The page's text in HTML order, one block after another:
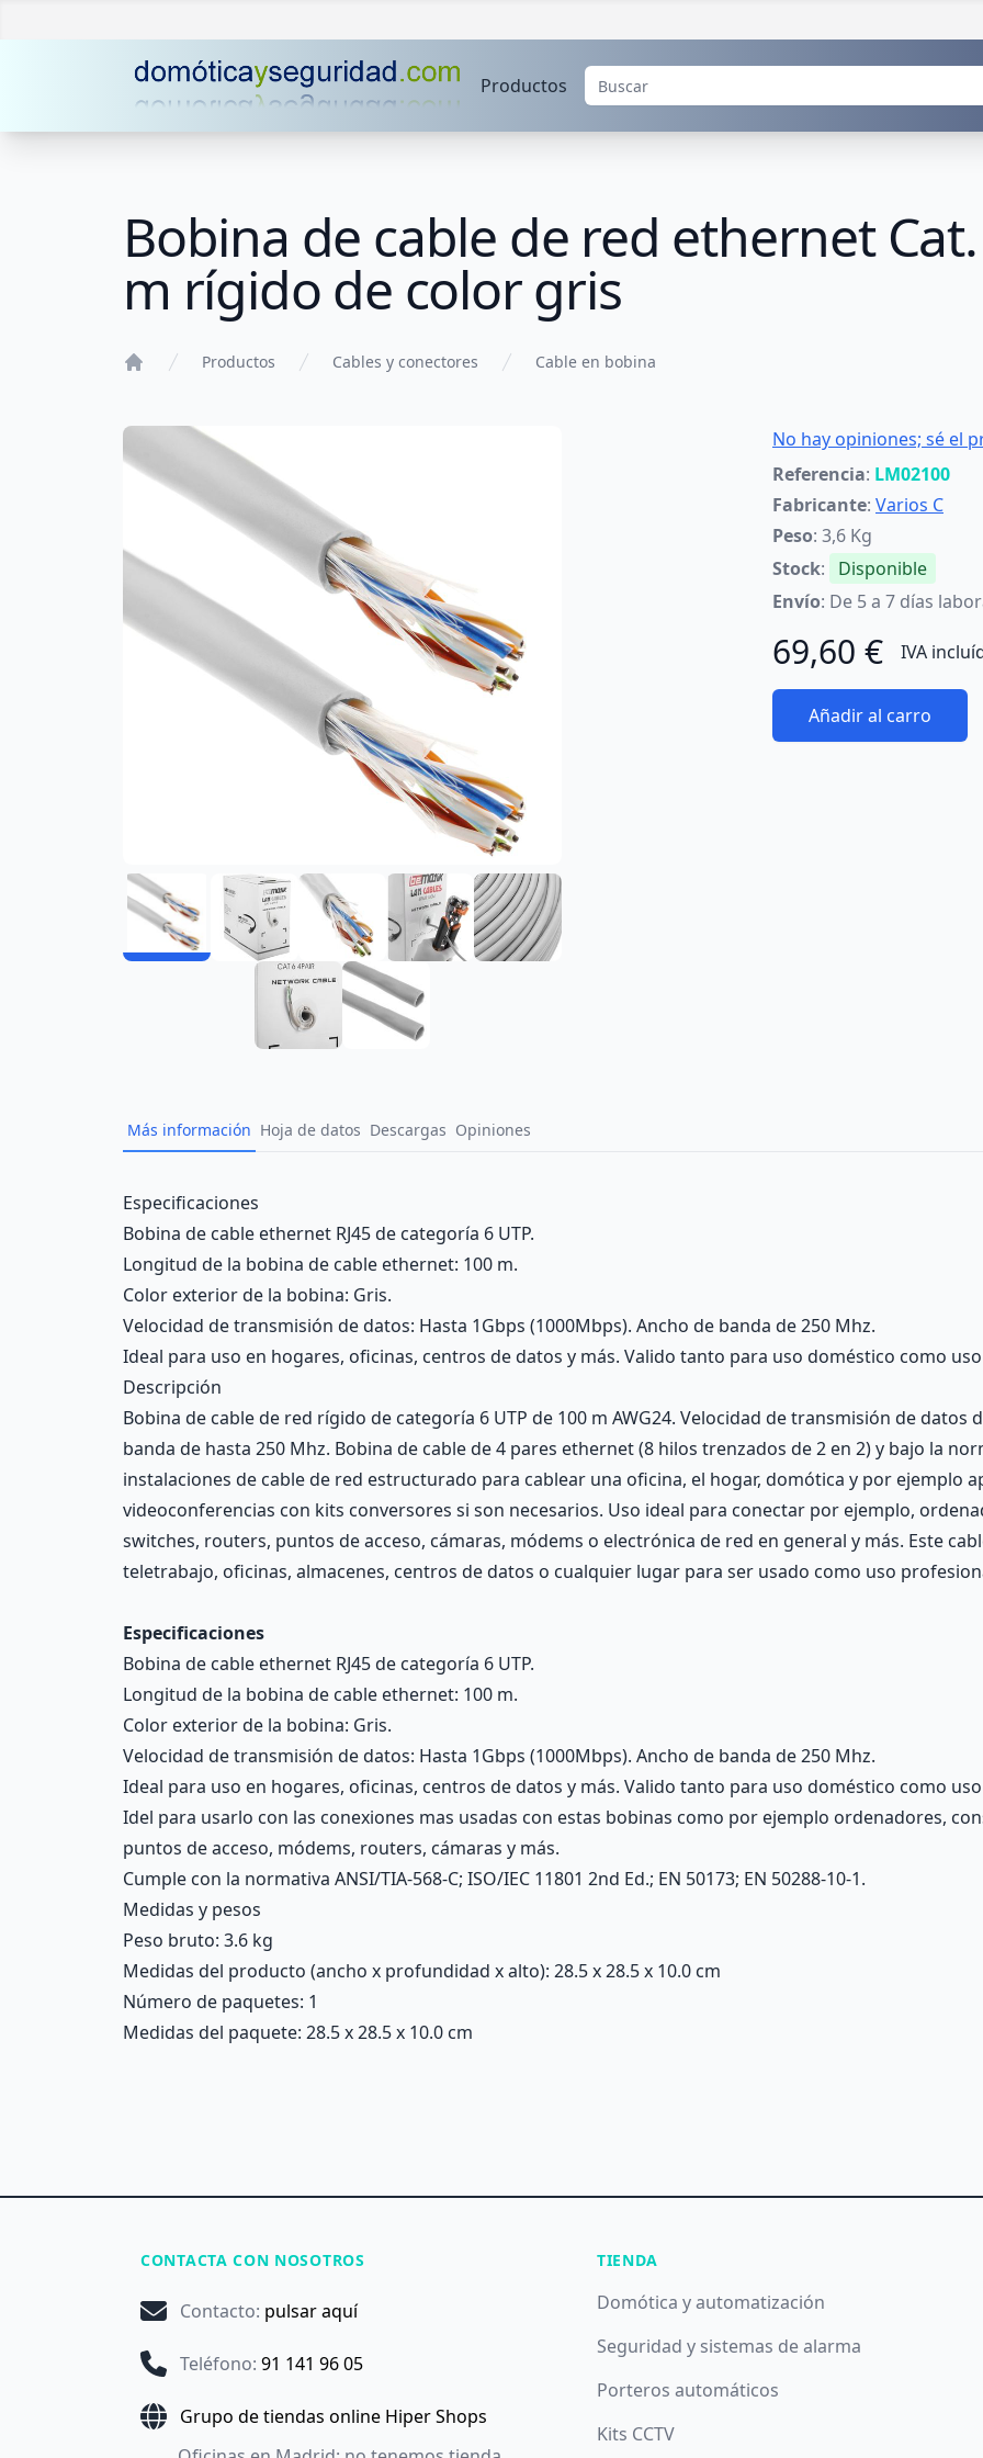
Productos
Bobina de cable de red ethernet
m rígido de color gris
Productos Cables y conectores Cable en bobina
No hay opiniones; sé el
Referencia: LM02100
Fabricante: Varios C
Peso: 3,6 Kg
Stock:
Disponible
Envío: De 5 a 7 días
69,60 € IVA
Añadir al carro
Más información Hoja de datos Descargas Opiniones
Description
Especificaciones
Bobina de cable ethernet RJ45 de categoría 6 UTP.
Longitud de la bobina de cable ethernet: 100 m.
Color exterior de la bobina: Gris.
Velocidad de transmisión de datos: Hasta 1Gbps (1000Mbps). Ancho de banda de 250 Mhz.
Ideal para uso en hogares, oficinas, centros de datos y más. Valido tanto para uso doméstico como
Descripción
Bobina de cable de red rígido de categoría 6 UTP de 100 m AWG24. Velocidad de transmisión de datos
banda de hasta 250 Mhz. Bobina de cable de 4 pares ethernet (8 hilos trenzados de 2 en 2) y bajo la
instalaciones de cable de red estructurado para cablear una oficina, el hogar, domótica y por ejemplo
videoconferencias con kits conversores si son necesarios. Uso ideal para conectar por ejemplo,
switches, routers, puntos de acceso, cámaras, módems o electrónica de red en general y más. Este
teletrabajo, oficinas, almacenes, centros de datos o cualquier lugar para ser usado como uso
Especificaciones
Bobina de cable ethernet RJ45 de categoría 6 UTP.
Longitud de la bobina de cable ethernet: 100 m.
Color exterior de la bobina: Gris.
Velocidad de transmisión de datos: Hasta 1Gbps (1000Mbps). Ancho de banda de 250 Mhz.
Ideal para uso en hogares, oficinas, centros de datos y más. Valido tanto para uso doméstico como
Idel para usarlo con las conexiones mas usadas con estas bobinas como por ejemplo ordenadores,
puntos de acceso, módems, routers, cámaras y más.
Cumple con la normativa ANSI/TIA-568-C; ISO/IEC 11801 2nd Ed.; EN 50173; EN 50288-10-1.
Medidas y pesos
Peso bruto: 3.6 kg
Medidas del producto (ancho x profundidad x alto): 28.5 x 28.5 x 10.0 cm
Número de paquetes: 1
Medidas del paquete: 28.5 x 28.5 x 10.0 cm
CONTACTA CON NOSOTROS
Contacto: pulsar aquí
Teléfono: 91 141 96 05
Grupo de tiendas online Hiper Shops
TIENDA
Domótica y automatización
Seguridad y sistemas de alarma
Porteros automáticos
Kits CCTV